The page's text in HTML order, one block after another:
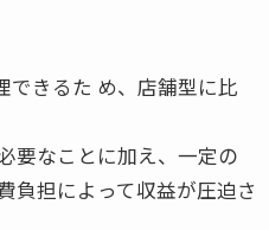
できるた め、店舗型に比
要なことに加え、一定の
負担によって収益が圧迫さ